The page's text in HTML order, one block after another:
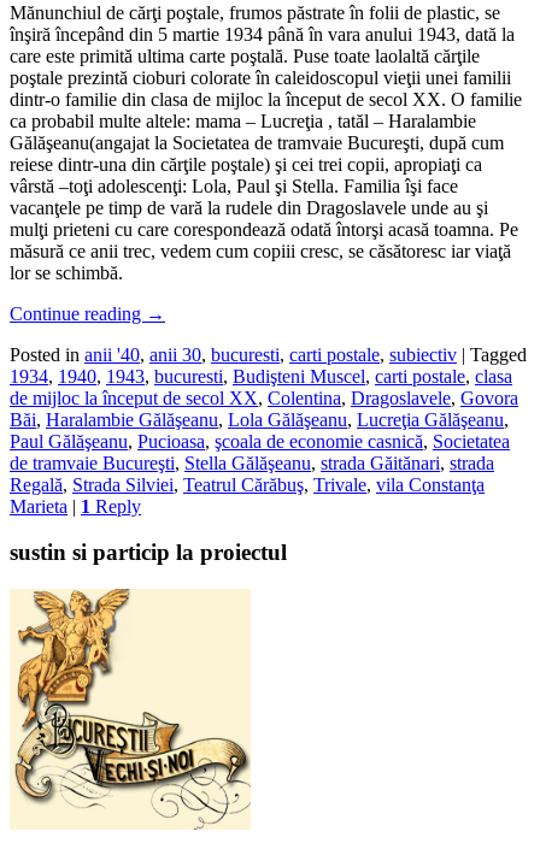
Mănunchiul de cărţi poştale, frumos păstrate în folii de plastic, se
înşiră începând din 5 martie 1934 până în vara anului 1943, dată la
care este primită ultima carte poştală. Puse toate laolaltă cărţile
poştale prezintă cioburi colorate în caleidoscopul vieţii unei familii
dintr-o familie din clasa de mijloc la început de secol XX. O familie
ca probabil multe altele: mama – Lucreţia , tatăl – Haralambie
Gălăşeanu(angajat la Societatea de tramvaie Bucureşti, după cum
reiese dintr-una din cărţile poştale) şi cei trei copii, apropiaţi ca
vârstă –toţi adolescenţi: Lola, Paul şi Stella. Familia îşi face
vacanţele pe timp de vară la rudele din Dragoslavele unde au şi
mulţi prieteni cu care corespondează odată întorşi acasă toamna. Pe
măsură ce anii trec, vedem cum copiii cresc, se căsătoresc iar viaţă
lor se schimbă.
Continue reading →
Posted in anii '40, anii 30, bucuresti, carti postale, subiectiv | Tagged
1934, 1940, 1943, bucuresti, Budişteni Muscel, carti postale, clasa
de mijloc la început de secol XX, Colentina, Dragoslavele, Govora
Băi, Haralambie Gălăşeanu, Lola Gălăşeanu, Lucreţia Gălăşeanu,
Paul Gălăşeanu, Pucioasa, şcoala de economie casnică, Societatea
de tramvaie Bucureşti, Stella Gălăşeanu, strada Găitănari, strada
Regală, Strada Silviei, Teatrul Cărăbuş, Trivale, vila Constanţa
Marieta | 1 Reply
sustin si particip la proiectul